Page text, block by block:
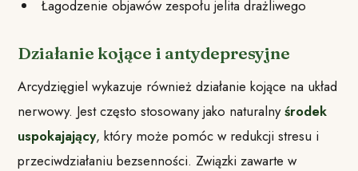
Łagodzenie objawów zespołu jelita drażliwego
Działanie kojące i antydepresyjne
Arcydzięgiel wykazuje również działanie kojące na układ
nerwowy. Jest często stosowany jako naturalnyśrodek
uspokajający, który może pomóc w redukcji stresu i
przeciwdziałaniu bezsenności. Związki zawarte w